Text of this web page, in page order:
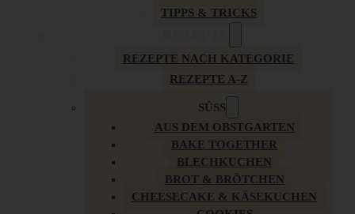
TIPPS & TRICKS
REZEPTE NACH KATEGORIE
REZEPTE A-Z
SÜSS
AUS DEM OBSTGARTEN
BAKE TOGETHER
BLECHKUCHEN
BROT & BRÖTCHEN
CHEESECAKE & KÄSEKUCHEN